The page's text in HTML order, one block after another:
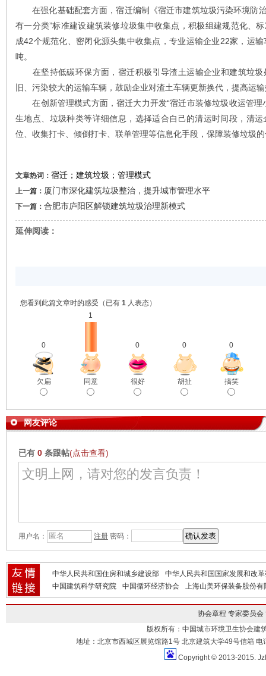
在强化基础配套方面，宿迁编制《宿迁市建筑垃圾污染环境防
有一分类”标准建设建筑装修垃圾集中收集点，积极组建规范化、
成42个规范化、密闭化源头集中收集点，专业运输企业22家，运
吨。
在坚持低碳环保方面，宿迁积极引导渣土运输企业和建筑垃圾
旧、污染较大的运输车辆，鼓励企业对渣土车辆更新换代，提高运
在创新管理模式方面，宿迁大力开发“宿迁市装修垃圾收运管理
生地点、垃圾种类等详细信息，选择适合自己的清运时间段，清
位、收集打卡、倾倒打卡、联单管理等信息化手段，保障装修垃圾
文章热词： 宿迁；建筑垃圾；管理模式
上一篇： 厦门市深化建筑垃圾整治，提升城市管理水平
下一篇： 合肥市庐阳区解锁建筑垃圾治理新模式
延伸阅读：
您看到此篇文章时的感受 （已有 1 人表态）
0
欠扁
1
同意
0
很好
0
胡扯
0
搞笑
网友评论
已有 0 条跟帖(点击查看)
用户名： 注册 密码：
中华人民共和国住房和城乡建设部
中华人民共和国国家发展和改
中国建筑科学研究院
中国循环经济协会 上海山美环保装备股份有
协会章程 专家委员会
版权所有：中国城市环境卫生协会建
地址：北京市西城区展览馆路1号 北京建筑大学49号信箱
Copyright © 2013-2015.